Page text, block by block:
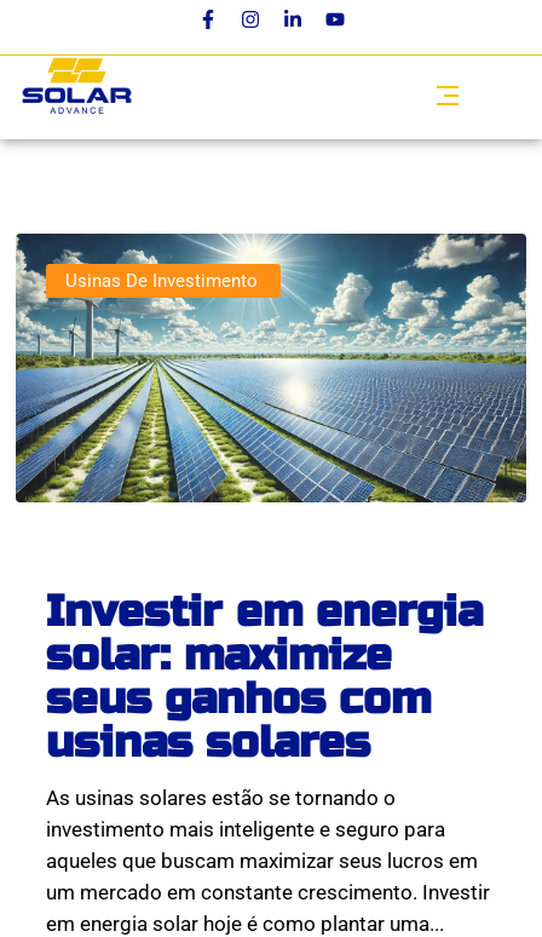
Usinas De Investimento
Investir em energia
solar: maximize
seus ganhos com
usinas solares
As usinas solares estão se tornando o
investimento mais inteligente e seguro para
aqueles que buscam maximizar seus lucros em
um mercado em constante crescimento. Investir
em energia solar hoje é como plantar uma...